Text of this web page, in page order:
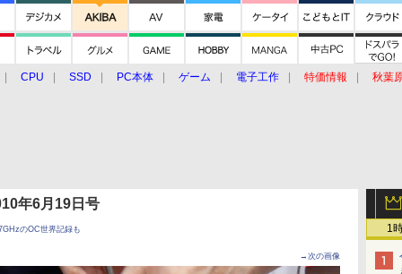
CPU SSD PC本体 ゲーム 電子工作 特価情報
秋葉
1
年6月19日号
のOC世界記録も
→次の画像